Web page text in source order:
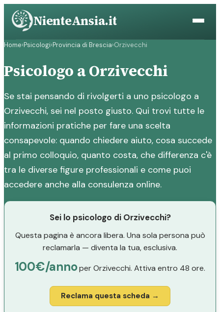
Vai
contenuto
NienteAnsia.it
Home›Psicologi›Provincia di Brescia›Orzivecchi
Psicologo a Orzivecchi
Se stai pensando di rivolgerti a uno psicologo a
Orzivecchi, sei nel posto giusto. Qui trovi tutte le
informazioni pratiche per fare una scelta
consapevole: quando chiedere aiuto, cosa succede
al primo colloquio, quanto costa, che differenza c'è
tra le diverse figure professionali e come puoi
accedere anche alla consulenza online.
Sei lo psicologo di Orzivecchi?
Questa pagina è ancora libera. Una sola persona può
reclamarla — diventa la tua, esclusiva.
100€/annoper Orzivecchi. Attiva entro 48 ore.
Reclama questa scheda →